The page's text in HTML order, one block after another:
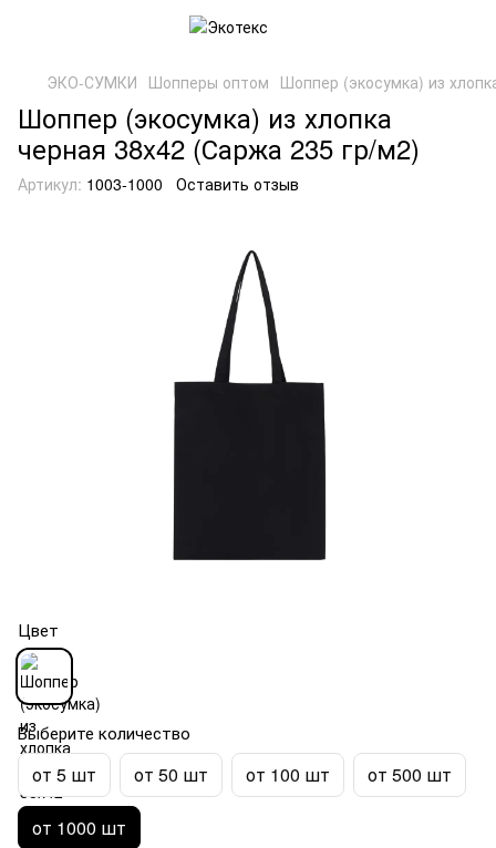
ЭКО-СУМКИ Шопперы оптом Шоппер (экосумка) из
Шоппер (экосумка) из хлопка
черная 38x42 (Саржа 235 гр/м2)
Артикул: 1003-1000 Оставить отзыв
Цвет
Выберите количество
от 5 шт от 50 шт от 100 шт от 500 шт
от 1000 шт